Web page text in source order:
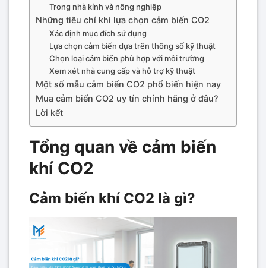
Trong nhà kính và nông nghiệp
Những tiêu chí khi lựa chọn cảm biến CO2
Xác định mục đích sử dụng
Lựa chọn cảm biến dựa trên thông số kỹ thuật
Chọn loại cảm biến phù hợp với môi trường
Xem xét nhà cung cấp và hỗ trợ kỹ thuật
Một số mẫu cảm biến CO2 phổ biến hiện nay
Mua cảm biến CO2 uy tín chính hãng ở đâu?
Lời kết
Tổng quan về cảm biến
khí CO2
Cảm biến khí CO2 là gì?